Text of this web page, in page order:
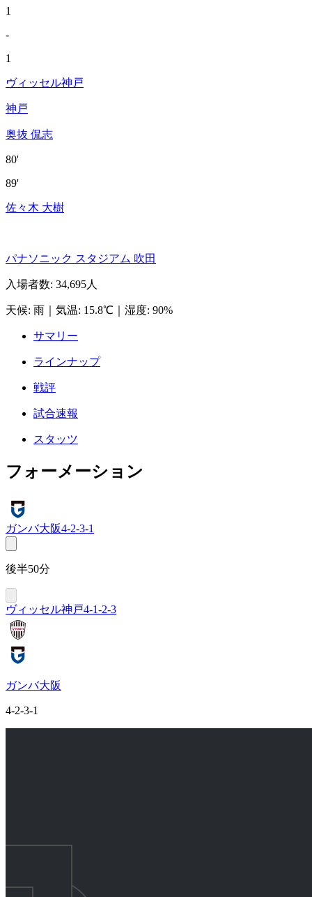
1
-
1
ヴィッセル神戸
神戸
奥抜 侃志
80'
89'
佐々木 大樹
パナソニック スタジアム 吹田
入場者数: 34,695人
天候: 雨 気温: 15.8℃ 湿度: 90%
サマリー
ラインナップ
戦評
試合速報
スタッツ
フォーメーション
ガンバ大阪4-2-3-1
後半50分
ヴィッセル神戸4-1-2-3
ガンバ大阪
4-2-3-1